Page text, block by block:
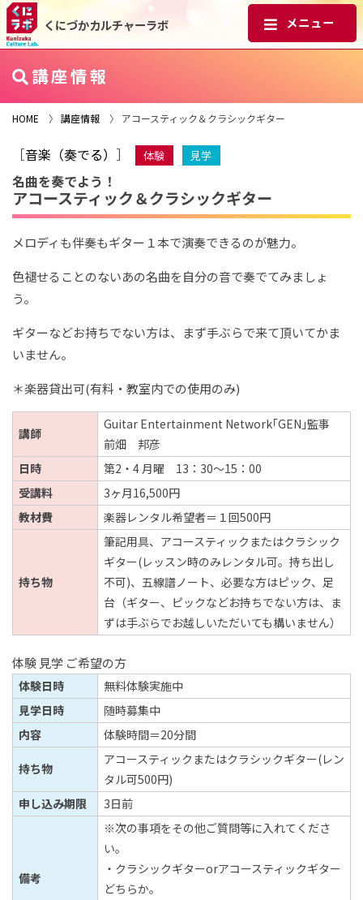
くにづかカルチャーラボ
講座情報
HOME 〉 講座情報 〉 アコースティック＆クラシックギター
［音楽（奏でる） ］ 体験 見学
名曲を奏でよう！
アコースティック＆クラシックギター
メロディも伴奏もギター１本で演奏できるのが魅力。
色褪せることのないあの名曲を自分の音で奏でてみましょ
う。
ギターなどお持ちでない方は、まず手ぶらで来て頂いてかま
いません。
＊楽器貸出可(有料・教室内での使用のみ)
講師
Guitar Entertainment Network｢GEN｣監事
前畑 邦彦
日時
第2・4 月曜 13：30～15：00
受講料
3ヶ月16,500円
教材費
楽器レンタル希望者＝１回500円
持ち物
筆記用具、アコースティックまたはクラシック
ギター(レッスン時のみレンタル可。持ち出し
不可)、五線譜ノート、必要な方はピック、足
台（ギター、ピックなどお持ちでない方は、ま
ずは手ぶらでお越しいただいても構いません）
体験 見学 ご希望の方
体験日時
無料体験実施中
見学日時
随時募集中
内容
体験時間＝20分間
持ち物
アコースティックまたはクラシックギター(レン
タル可500円)
申し込み期限
3日前
備考
※次の事項をその他ご質問等に入れてくださ
い。
・クラシックギターorアコースティックギター
どちらか。